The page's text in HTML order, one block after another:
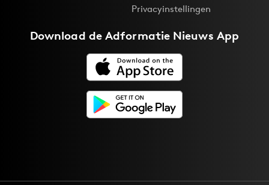
Privacyinstellingen
Download deAdformatie Nieuws App